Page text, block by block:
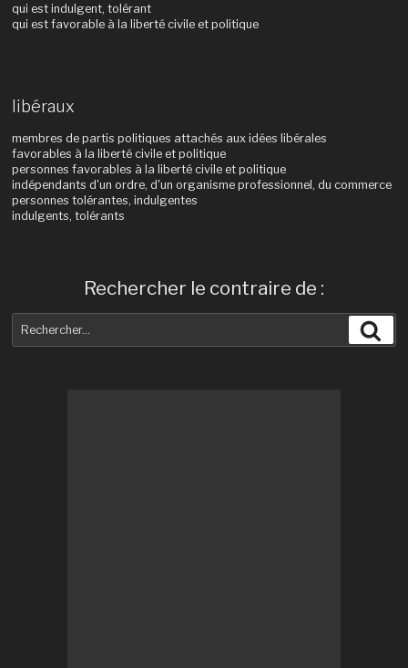
qui est indulgent, tolérant
qui est favorable à la liberté civile et politique
libéraux
membres de partis politiques attachés aux idées libérales
favorables à la liberté civile et politique
personnes favorables à la liberté civile et politique
indépendants d'un ordre, d'un organisme professionnel, du commerce
personnes tolérantes, indulgentes
indulgents, tolérants
Rechercher le contraire de :
pour